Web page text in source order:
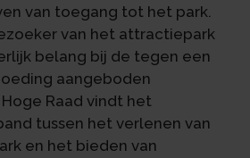
van toegang tot het park.
van het attractiepark
belang bij de tegen een
aangeboden
Raad vindt het
tussen het verlenen van
en het bieden van